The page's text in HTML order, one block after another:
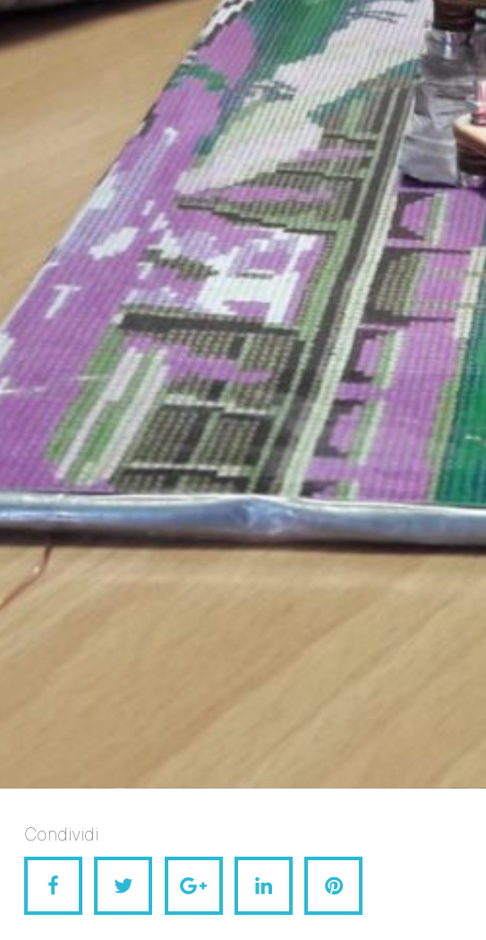
Il Centro Tecnologico di
per l’open innovation,
La Lucentezza, sta per aprire
battenti
Sempre più presenti nel territorio pugliese, dopo i comuni di Binetto,
Acquaviva e Terlizzi: La Lucentezza è vincitrice dell’affidamento del
di pulizia dell’immobile comunale adibito a Centro Tecnologico per la
Fabbricazione Digitale, il “FabLab Poliba” di Bitonto, la cui inaugurazione
prevista il prossimo 21 aprile.
L’appalto, della durata di mesi 12, ha per oggetto il servizio di pulizia del
Centro Tecnologico Interprovinciale di Fabbricazione Digitale, di nuova
costruzione, sito nella Zona Artigianale del Comune di Bitonto, che
personale del Politecnico di Bari e del soggetto gestore, FabLab.
L’immobile si compone di cinque livelli più aree esterne pertinenziali,
totale di circa 3.600 mq. il FabLab PoliBa sarà punto di riferimento per
comunità dell’area metropolitana sui temi dell’avanzamento tecnologico
interdisciplinare nei settori della formazione e della ricerca, rivolgendosi
Condividi